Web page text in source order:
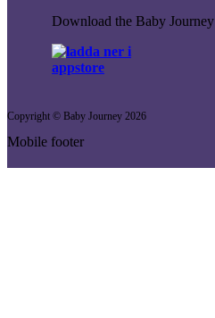
Download the Baby Journey
Copyright © Baby Journey 2026
Mobile footer